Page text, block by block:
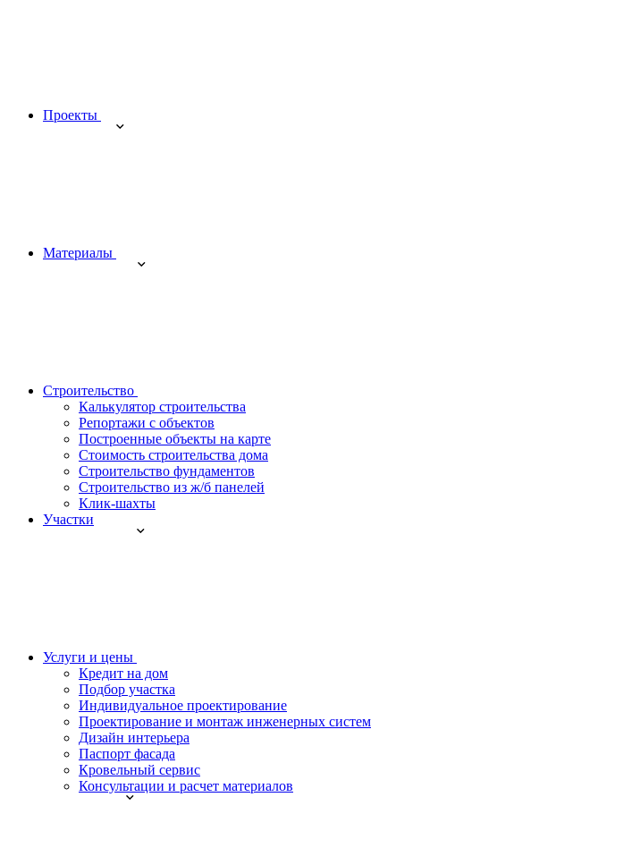
Проекты
Материалы
Строительство
Калькулятор строительства
Репортажи с объектов
Построенные объекты на карте
Стоимость строительства дома
Строительство фундаментов
Строительство из ж/б панелей
Клик-шахты
Участки
Услуги и цены
Кредит на дом
Подбор участка
Индивидуальное проектирование
Проектирование и монтаж инженерных систем
Дизайн интерьера
Паспорт фасада
Кровельный сервис
Консультации и расчет материалов